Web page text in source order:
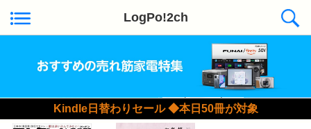
LogPo!2ch
Kindle日替わりセール ◆本日50冊が対象